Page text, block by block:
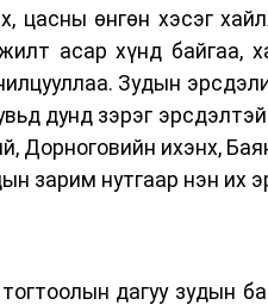
цасны өнгөн хэсэг
асар хүнд байгаа,
Зудын
дунд зэрэг
Дорноговийн ихэнх,
зарим нутгаар нэн их
дагуу зудын